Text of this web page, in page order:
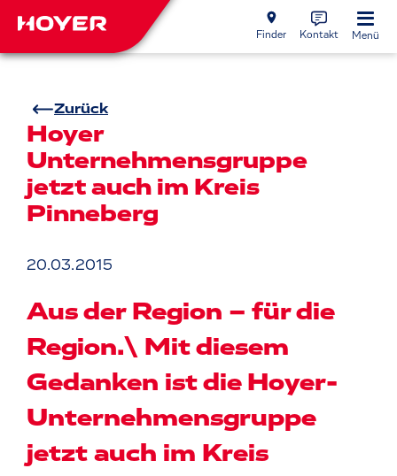
Finder Kontakt Menü
Zurück
Hoyer
Unternehmensgruppe
jetzt auch im Kreis
Pinneberg
20.03.2015
Aus der Region – für die
Region.\ Mit diesem
Gedanken ist die Hoyer-
Unternehmensgruppe
jetzt auch im Kreis